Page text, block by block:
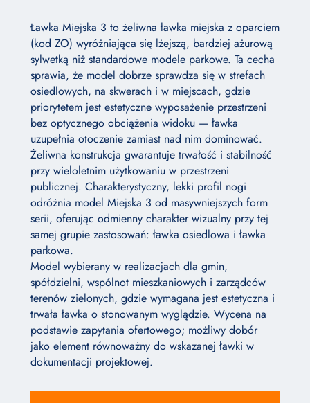
Ławka Miejska 3 to żeliwna ławka miejska z oparciem
(kod ZO) wyróżniająca się lżejszą, bardziej ażurową
sylwetką niż standardowe modele parkowe. Ta cecha
sprawia, że model dobrze sprawdza się w strefach
osiedlowych, na skwerach i w miejscach, gdzie
priorytetem jest estetyczne wyposażenie przestrzeni
bez optycznego obciążenia widoku — ławka
uzupełnia otoczenie zamiast nad nim dominować.
Żeliwna konstrukcja gwarantuje trwałość i stabilność
przy wieloletnim użytkowaniu w przestrzeni
publicznej. Charakterystyczny, lekki profil nogi
odróżnia model Miejska 3 od masywniejszych form
serii, oferując odmienny charakter wizualny przy tej
samej grupie zastosowań: ławka osiedlowa i ławka
parkowa.
Model wybierany w realizacjach dla gmin,
spółdzielni, wspólnot mieszkaniowych i zarządców
terenów zielonych, gdzie wymagana jest estetyczna i
trwała ławka o stonowanym wyglądzie. Wycena na
podstawie zapytania ofertowego; możliwy dobór
jako element równoważny do wskazanej ławki w
dokumentacji projektowej.